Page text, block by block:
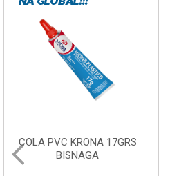
COLA PVC KRONA 17GRS
BISNAGA